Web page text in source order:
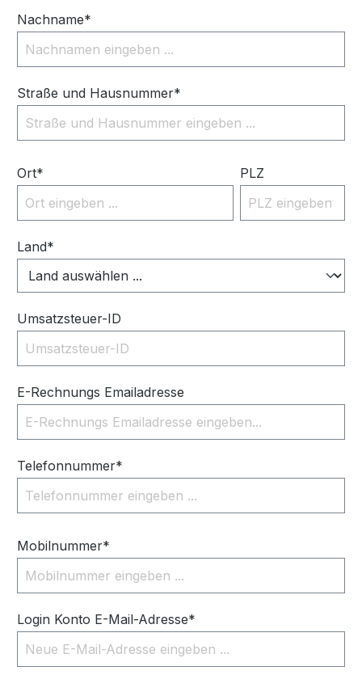
Nachname*
Straße und Hausnummer*
Ort* PLZ
Land*
Umsatzsteuer-ID
E-Rechnungs Emailadresse
Telefonnummer*
Mobilnummer*
Login Konto E-Mail-Adresse*